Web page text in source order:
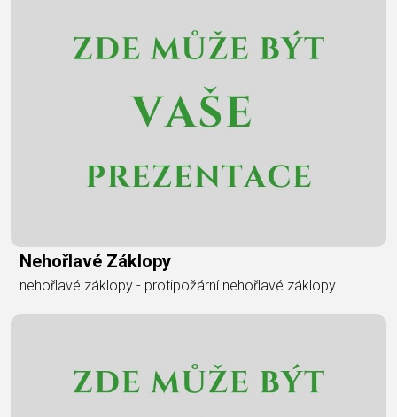
Nehořlavé Záklopy
nehořlavé záklopy - protipožární nehořlavé záklopy